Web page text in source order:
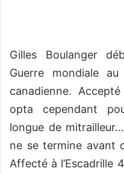
Gilles Boulanger
Guerre mondiale
canadienne.
opta cependant
longue de
ne se termine avant
Affecté à l’Escadrille